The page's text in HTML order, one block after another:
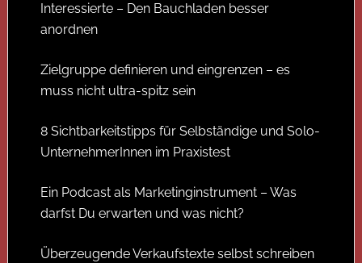
Interessierte – Den Bauchladen besser
anordnen
Zielgruppe definieren und eingrenzen – es
muss nicht ultra-spitz sein
8 Sichtbarkeitstipps für Selbständige und Solo-
UnternehmerInnen im Praxistest
Ein Podcast als Marketinginstrument – Was
darfst Du erwarten und was nicht?
Überzeugende Verkaufstexte selbst schreiben